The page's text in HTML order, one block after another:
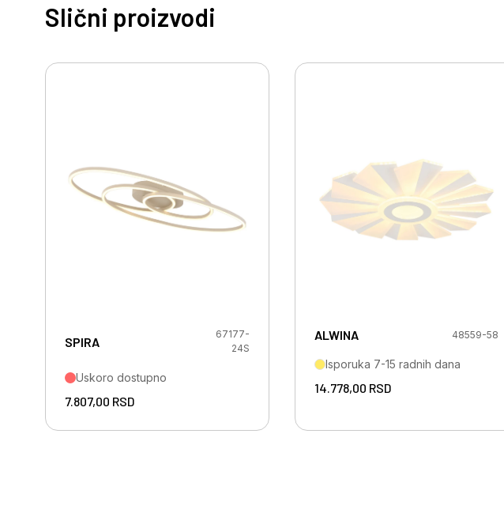
Slični proizvodi
SPIRA
67177-
24S
Uskoro dostupno
7.807,00 RSD
ALWINA 48559-58
Isporuka 7-15 radnih dana
14.778,00 RSD